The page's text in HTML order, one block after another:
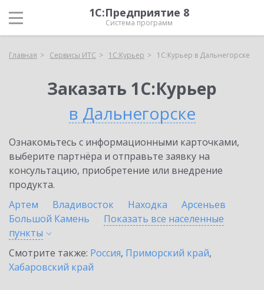
1С:Предприятие 8
Система программ
Главная Сервисы ИТС 1С:Курьер 1С:Курьер в Дальнегорске
Заказать 1С:Курьер
в Дальнегорске
Ознакомьтесь с информационными карточками,
выберите партнёра и отправьте заявку на
консультацию, приобретение или внедрение
продукта.
Артем
Владивосток Находка
Арсеньев
Большой Камень
Показать все населенные
пункты
Смотрите также: Россия, Приморский край,
Хабаровский край